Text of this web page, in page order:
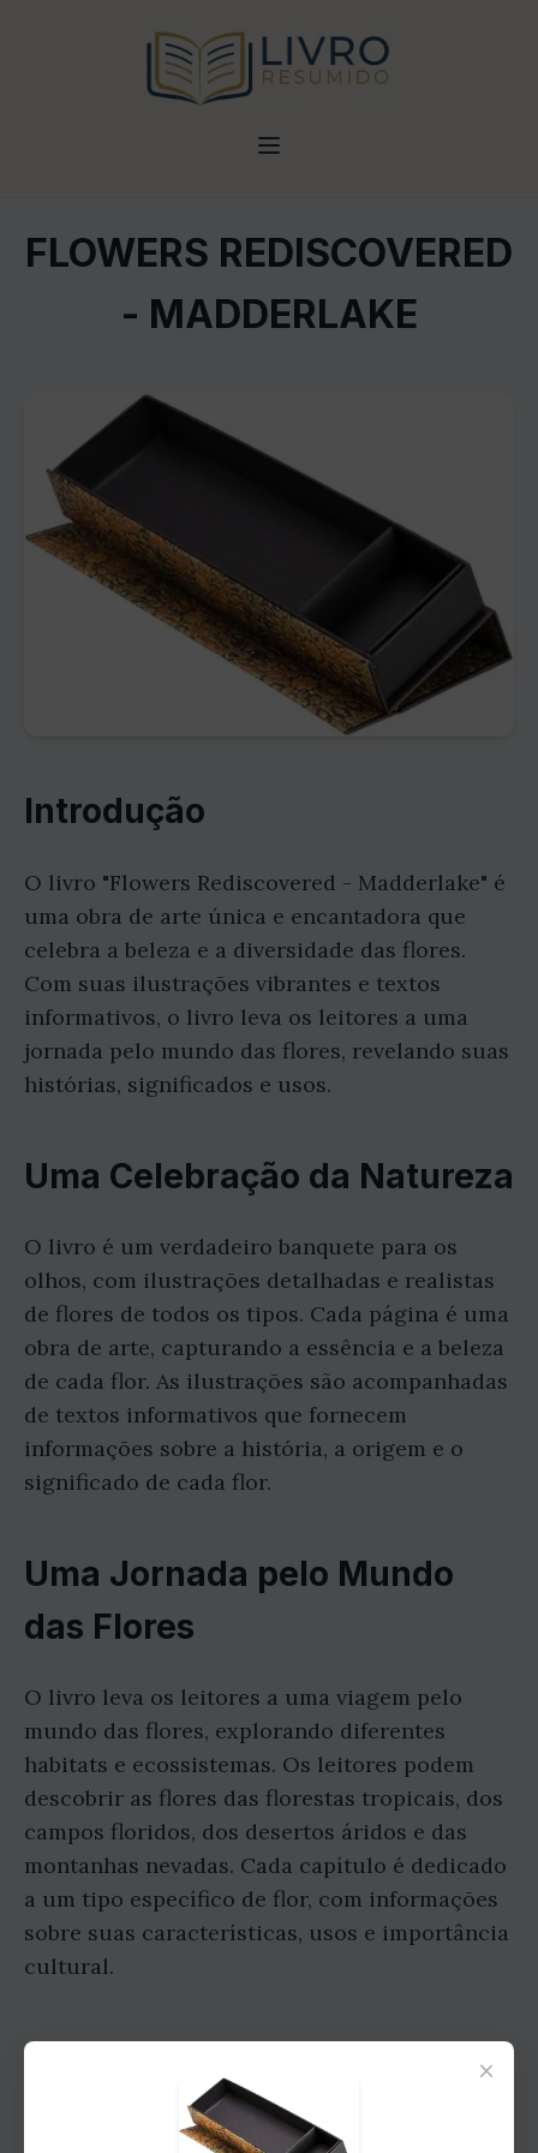
FLOWERS REDISCOVERED
- MADDERLAKE
Introdução
O livro "Flowers Rediscovered - Madderlake" é
uma obra de arte única e encantadora que
celebra a beleza e a diversidade das flores.
Com suas ilustrações vibrantes e textos
informativos, o livro leva os leitores a uma
jornada pelo mundo das flores, revelando suas
histórias, significados e usos.
Uma Celebração da Natureza
O livro é um verdadeiro banquete para os
olhos, com ilustrações detalhadas e realistas
de flores de todos os tipos. Cada página é uma
obra de arte, capturando a essência e a beleza
de cada flor. As ilustrações são acompanhadas
de textos informativos que fornecem
informações sobre a história, a origem e o
significado de cada flor.
Uma Jornada pelo Mundo
das Flores
O livro leva os leitores a uma viagem pelo
mundo das flores, explorando diferentes
habitats e ecossistemas. Os leitores podem
descobrir as flores das florestas tropicais, dos
campos floridos, dos desertos áridos e das
montanhas nevadas. Cada capítulo é dedicado
a um tipo específico de flor, com informações
sobre suas características, usos e importância
cultural.
O Significado das Flores
O livro também explora o significado
×